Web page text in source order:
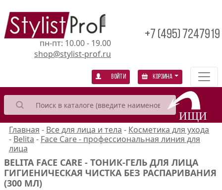
пн-пт: 10.00 - 19.00
shop@stylist-prof.ru
+7 (495) 7247919
Войти Корзина
Главная - Все для лица и тела - Косметика для ухода
- Belita - Face Care - профессиональная линия для
лица
BELITA FACE CARE - ТОНИК-ГЕЛЬ ДЛЯ ЛИЦА
ГИГИЕНИЧЕСКАЯ ЧИСТКА БЕЗ РАСПАРИВАНИЯ
(300 МЛ)